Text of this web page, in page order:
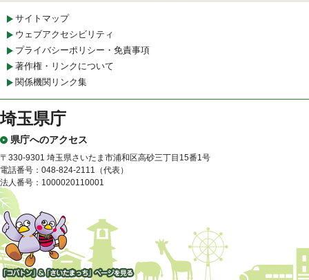
サイトマップ
ウェブアクセシビリティ
プライバシーポリシー・免責事項
著作権・リンクについて
関係機関リンク集
埼玉県庁
県庁へのアクセス
〒330-9301 埼玉県さいたま市浦和区高砂三丁目15番1号
電話番号：048-824-2111（代表）
法人番号：1000020110001
「コバトン」&「さいたまっ